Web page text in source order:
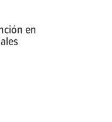
en